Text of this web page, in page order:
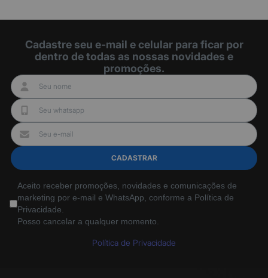
Cadastre seu e-mail e celular para ficar por
dentro de todas as nossas novidades e
promoções.
CADASTRAR
Aceito receber promoções, novidades e comunicações de
marketing por e-mail e WhatsApp, conforme a Política de
Privacidade.
Posso cancelar a qualquer momento.
Política de Privacidade